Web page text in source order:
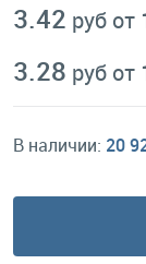
3.42 руб от
3.28 руб от
В наличии: 20